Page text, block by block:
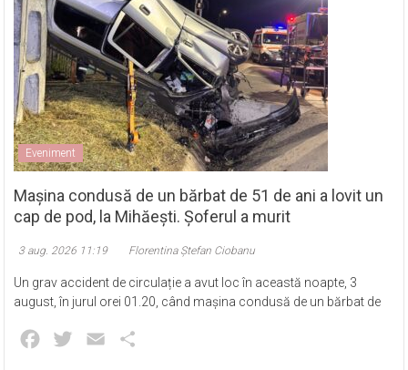
Eveniment
Mașina condusă de un bărbat de 51 de ani a lovit un
cap de pod, la Mihăești. Șoferul a murit
3 aug. 2026 11:19 Florentina Ștefan Ciobanu
Un grav accident de circulație a avut loc în această noapte, 3
august, în jurul orei 01.20, când mașina condusă de un bărbat de
Facebook
Twitter Email